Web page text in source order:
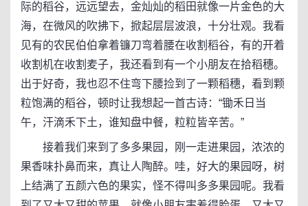
际的稻谷，远远望去，金灿灿的稻田就像一片金色的大
海，在微风的吹拂下，掀起层层波浪，十分壮观。我看
见有的农民伯伯拿着镰刀弯着腰在收割稻谷，有的开着
收割机在收割麦子，我还看到有一个小朋友在拾稻穗。
出于好奇，我也忍不住弯下腰捡到了一颗稻穗，看到颗
粒饱满的稻谷，顿时让我想起一首古诗：“锄禾日当
午，汗滴禾下土，谁知盘中餐，粒粒皆辛苦。”
接着我们来到了多多果园，刚一走进果园，浓浓的
果香味扑鼻而来，真让人陶醉。哇，好大的果园呀，树
上结满了五颜六色的果实，怪不得叫多多果园呢。我看